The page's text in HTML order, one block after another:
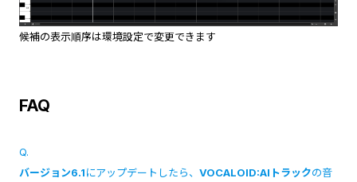
候補の表示順序は環境設定で変更できます
FAQ
Q.
バージョン6.1にアップデートしたら、 VOCALOID:AIトラックの音